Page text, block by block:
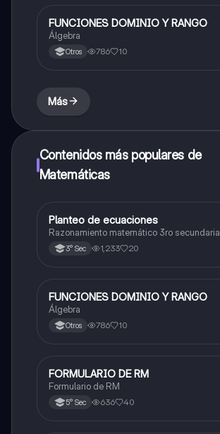
Matemáticas
FUNCIONES DOMINIO Y RANGO
Álgebra
Otros 786 10
Más
Contenidos más populares de
Matemáticas
Matemáticas
Planteo de ecuaciones
Razonamiento matemático 3ro secundaria
3° Sec 1,233 20
Matemáticas
FUNCIONES DOMINIO Y RANGO
Álgebra
Otros 786 10
Matemáticas
FORMULARIO DE RM
Formulario de RM
5° Sec 636 40